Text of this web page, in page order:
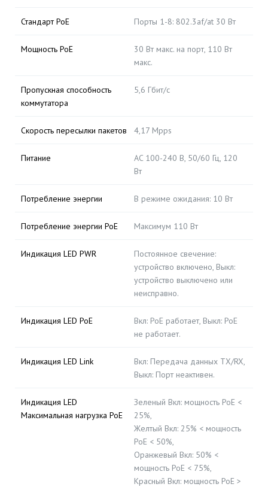
Стандарт PoE Порты 1-8: 802.3af/at 30 Вт
Мощность PoE
30 Вт макс. на порт, 110 Вт
макс.
Пропускная способность
коммутатора
5,6 Гбит/с
Скорость пересылки пакетов 4,17 Мpps
Питание
AC 100-240 В, 50/60 Гц, 120
Вт
Потребление энергии В режиме ожидания: 10 Вт
Потребление энергии PoE Максимум 110 Вт
Индикация LED PWR
Постоянное свечение:
устройство включено, Выкл:
устройство выключено или
неисправно.
Индикация LED PoE
Вкл: PoE работает, Выкл: PoE
не работает.
Индикация LED Link
Вкл: Передача данных TX/RX,
Выкл: Порт неактивен.
Индикация LED
Максимальная нагрузка PoE
Зеленый Вкл: мощность PoE <
25%,
Желтый Вкл: 25% < мощность
PoE < 50%,
Оранжевый Вкл: 50% <
мощность PoE < 75%,
Красный Вкл: мощность PoE >